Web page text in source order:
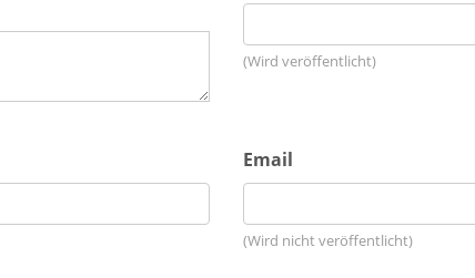
(Wird veröffentlicht)
Email
(Wird nicht veröffentlicht)